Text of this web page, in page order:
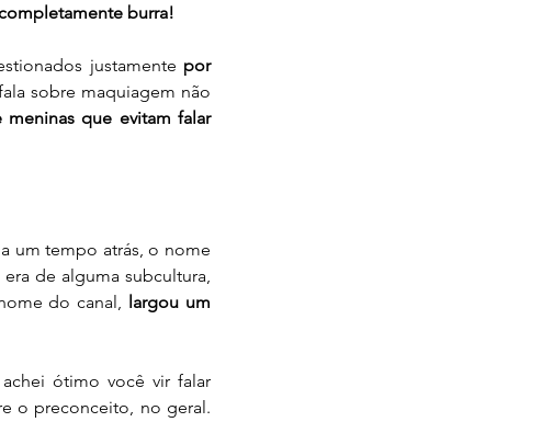
burra!
justamente por
sobre maquiagem não
meninas que evitam falar
um tempo atrás, o nome
de alguma subcultura,
do canal, largou um
ótimo você vir falar
o preconceito, no geral.